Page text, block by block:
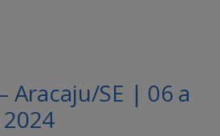
Aracaju/SE | 06 a